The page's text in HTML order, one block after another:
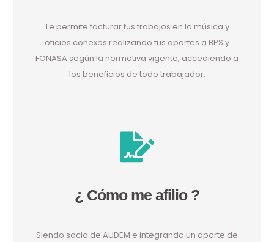
Te permite facturar tus trabajos en la música y
oficios conexos realizando tus aportes a BPS y
FONASA según la normativa vigente, accediendo a
los beneficios de todo trabajador.
¿ Cómo me afilio ?
Siendo socio de AUDEM e integrando un aporte de